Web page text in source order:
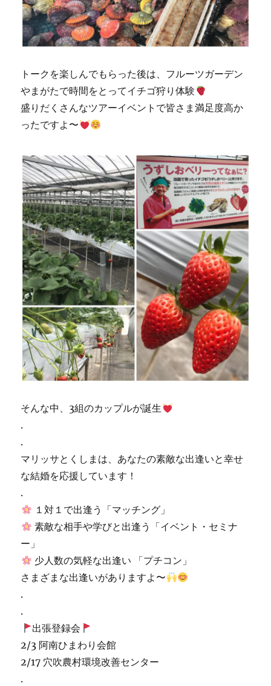
トークを楽しんでもらった後は、フルーツガーデン
やまがたで時間をとってイチゴ狩り体験
盛りだくさんなツアーイベントで皆さま満足度高か
ったですよ〜
そんな中、3組のカップルが誕生
.
.
マリッサとくしまは、あなたの素敵な出逢いと幸せ
な結婚を応援しています！
.
１対１で出逢う「マッチング」
素敵な相手や学びと出逢う「イベント・セミナ
ー」
少人数の気軽な出逢い 「プチコン」
さまざまな出逢いがありますよ〜
.
.
出張登録会
2/3 阿南ひまわり会館
2/17 穴吹農村環境改善センター
.